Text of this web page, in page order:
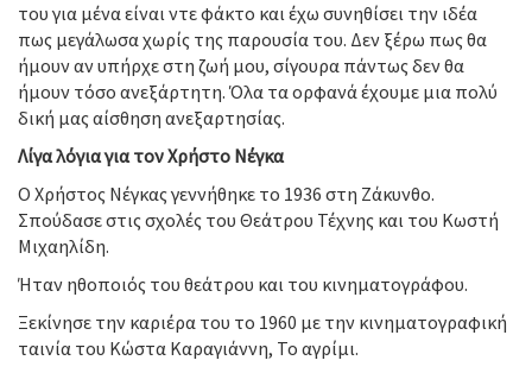
του για μένα είναι ντε φάκτο και έχω συνηθίσει την ιδέα
πως μεγάλωσα χωρίς της παρουσία του. Δεν ξέρω πως θα
ήμουν αν υπήρχε στη ζωή μου, σίγουρα πάντως δεν θα
ήμουν τόσο ανεξάρτητη. Όλα τα ορφανά έχουμε μια πολύ
δική μας αίσθηση ανεξαρτησίας.
Λίγα λόγια για τον Χρήστο Νέγκα
Ο Χρήστος Νέγκας γεννήθηκε το 1936 στη Ζάκυνθο.
Σπούδασε στις σχολές του Θεάτρου Τέχνης και του Κωστή
Μιχαηλίδη.
Ήταν ηθοποιός του θεάτρου και του κινηματογράφου.
Ξεκίνησε την καριέρα του το 1960 με την κινηματογραφική
ταινία του Κώστα Καραγιάννη, Το αγρίμι.